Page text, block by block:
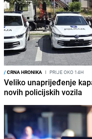
/CRNA HRONIKA I PRIJE OKO 14H
Veliko unaprijeđenje
novih policijskih vozila